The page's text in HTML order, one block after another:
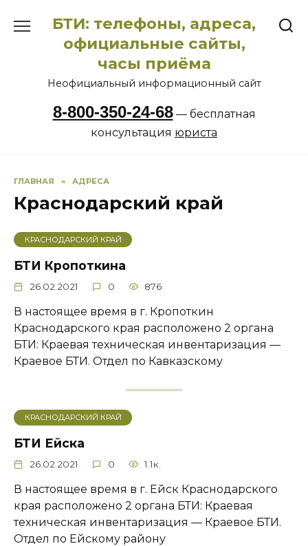
содержанию
БТИ: телефоны, адреса,
официальные сайты,
часы приёма
Неофициальный информационный сайт
8-800-350-24-68— бесплатная
консультация юриста
ГЛАВНАЯ » АДРЕСА
Краснодарский край
КРАСНОДАРСКИЙ КРАЙ
БТИ Кропоткина
26.02.2021 0 876
В настоящее время в г. Кропоткин
Краснодарского края расположено 2 органа
БТИ: Краевая техническая инвентаризация —
Краевое БТИ. Отдел по Кавказскому
КРАСНОДАРСКИЙ КРАЙ
БТИ Ейска
26.02.2021 0 1.1к.
В настоящее время в г. Ейск Краснодарского
края расположено 2 органа БТИ: Краевая
техническая инвентаризация — Краевое БТИ.
Отдел по Ейскому району